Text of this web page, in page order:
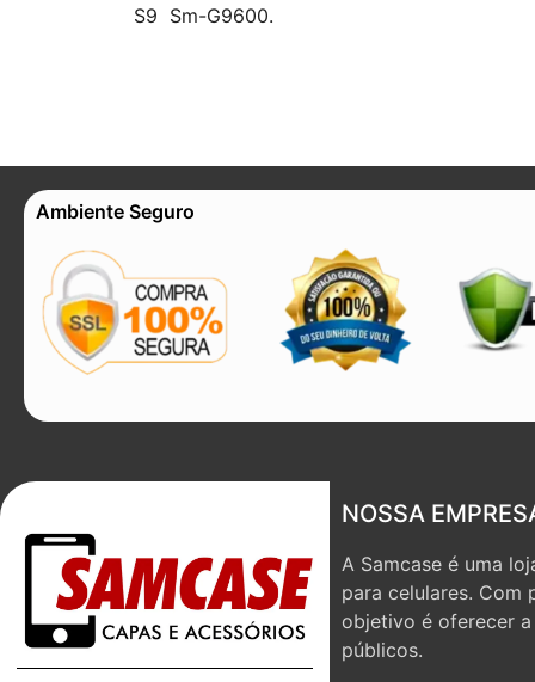
S9 Sm-G9600.
Ambiente Seguro
NOSSA
A Samcase é uma
para celulares. Com
objetivo é oferecer
públicos.